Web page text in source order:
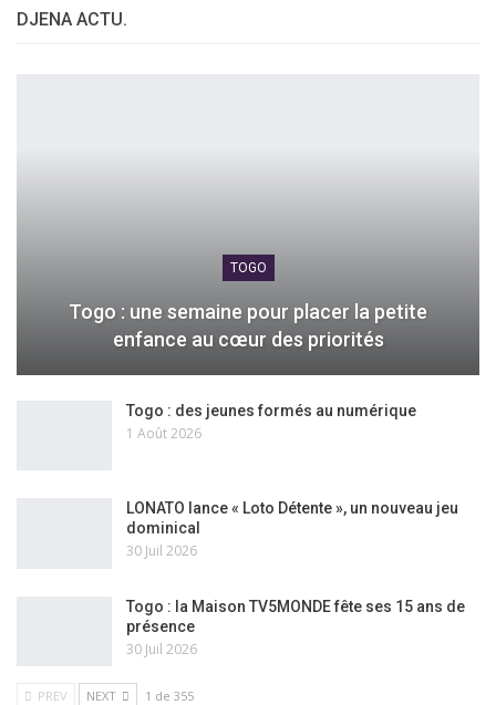
DJENA ACTU.
TOGO
Togo : une semaine pour placer la petite
enfance au cœur des priorités
Togo : des jeunes formés au numérique
1 Août 2026
LONATO lance « Loto Détente », un nouveau jeu
dominical
30 Juil 2026
Togo : la Maison TV5MONDE fête ses 15 ans de
présence
30 Juil 2026
PREV NEXT 1 de 355